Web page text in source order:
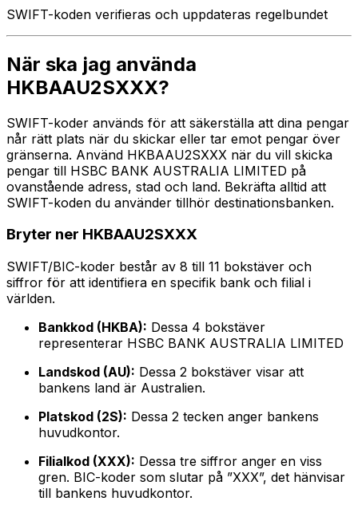
SWIFT-koden verifieras och uppdateras regelbundet
När ska jag använda
HKBAAU2SXXX?
SWIFT-koder används för att säkerställa att dina pengar
når rätt plats när du skickar eller tar emot pengar över
gränserna. Använd HKBAAU2SXXX när du vill skicka
pengar till HSBC BANK AUSTRALIA LIMITED på
ovanstående adress, stad och land. Bekräfta alltid att
SWIFT-koden du använder tillhör destinationsbanken.
Bryter ner HKBAAU2SXXX
SWIFT/BIC-koder består av 8 till 11 bokstäver och
siffror för att identifiera en specifik bank och filial i
världen.
Bankkod (HKBA): Dessa 4 bokstäver
representerar HSBC BANK AUSTRALIA LIMITED
Landskod (AU): Dessa 2 bokstäver visar att
bankens land är Australien.
Platskod (2S): Dessa 2 tecken anger bankens
huvudkontor.
Filialkod (XXX): Dessa tre siffror anger en viss
gren. BIC-koder som slutar på ”XXX”, det hänvisar
till bankens huvudkontor.